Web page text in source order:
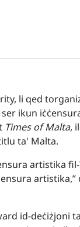
li qed
ikun
Times of Malta,
ta' Malta.
artistika
artistika,”
id-deċiżjoni